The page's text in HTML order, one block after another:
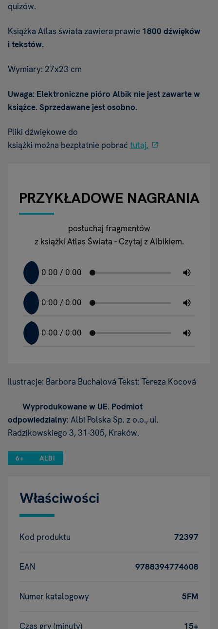
quizów.
Książka Atlas świata zawiera prawie 1800 dźwięków
i tekstów.
Wymiary: 27x23 cm
Uwaga: Elektroniczne pióro Albik nie jest zawarte w
książce. Sprzedawane jest osobno.
Pliki dźwiękowe do
książki można bezpłatnie pobrać tutaj.
PRZYKŁADOWE NAGRANIA
posłuchaj fragmentów
z książki Atlas Świata - Czytaj z Albikiem.
Ilustracje: Barbora Buchalová Tekst: Tereza Kocová
Wyprodukowane w UE. Podmiot
odpowiedzialny: Albi Polska Sp. z o.o., ul.
Radzikowskiego 3, 31-305, Kraków.
6+ ALBI
Właściwości
Kod produktu 72397
EAN 9788394774608
Numer katalogowy 5FM
Czas gry (minuty) 15+